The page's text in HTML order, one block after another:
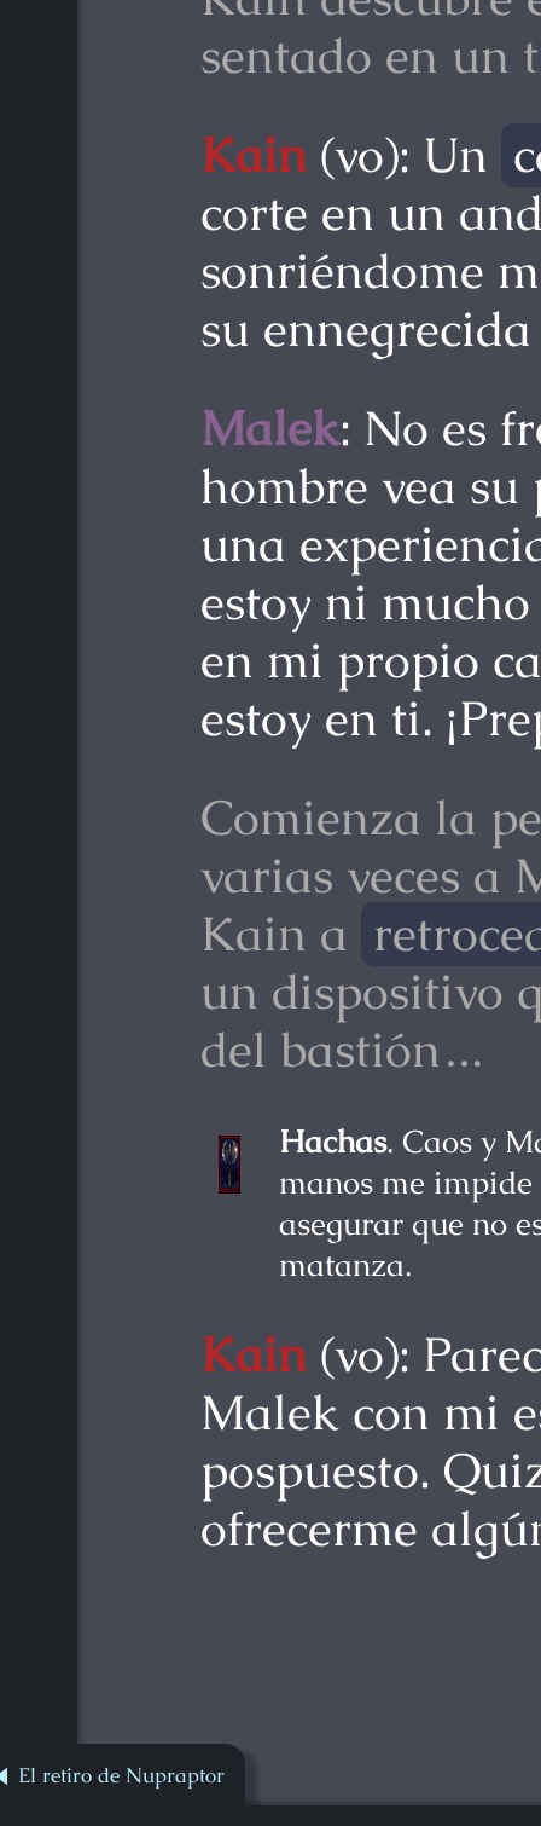
sentado en un
Kain (vo): Un
corte en un
sonriéndome
su
Malek: No es
hombre vea su
una
estoy ni
en mi propio
estoy en ti.
Comienza la
varias veces a
Kain a
un dispositivo
del bastión…
Hachas. Caos y
manos me
asegurar que no
matanza.
Kain (vo):
Malek con mi
pospuesto.
ofrecerme
El retiro de Nupraptor